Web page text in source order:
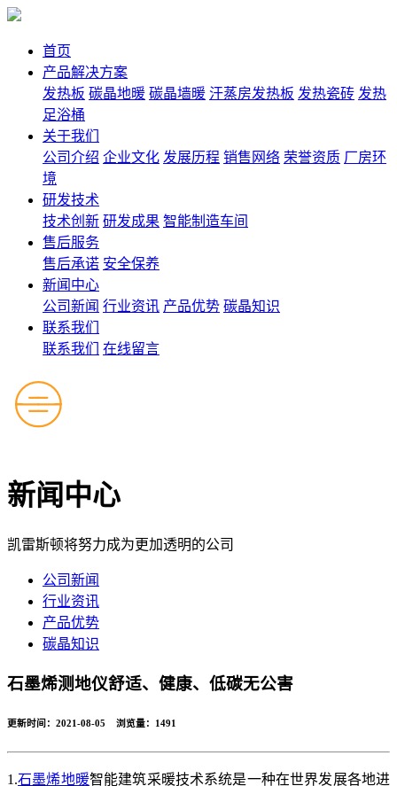
首页
产品解决方案
发热板 碳晶地暖 碳晶墙暖 汗蒸房发热板 发热瓷砖 发热
足浴桶
关于我们
公司介绍 企业文化 发展历程 销售网络 荣誉资质 厂房环
境
研发技术
技术创新 研发成果 智能制造车间
售后服务
售后承诺 安全保养
新闻中心
公司新闻 行业资讯 产品优势 碳晶知识
联系我们
联系我们
在线留言
新闻中心
凯雷斯顿将努力成为更加透明的公司
公司新闻
行业资讯
产品优势
碳晶知识
石墨烯测地仪舒适、健康、低碳无公害
更新时间：2021-08-05 浏览量： 1491
1.石墨烯地暖智能建筑采暖技术系统是一种在世界发展各地进